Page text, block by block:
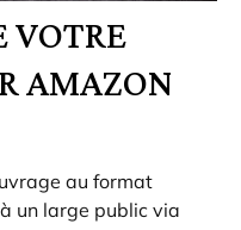
AMAZON
au format
un large public via